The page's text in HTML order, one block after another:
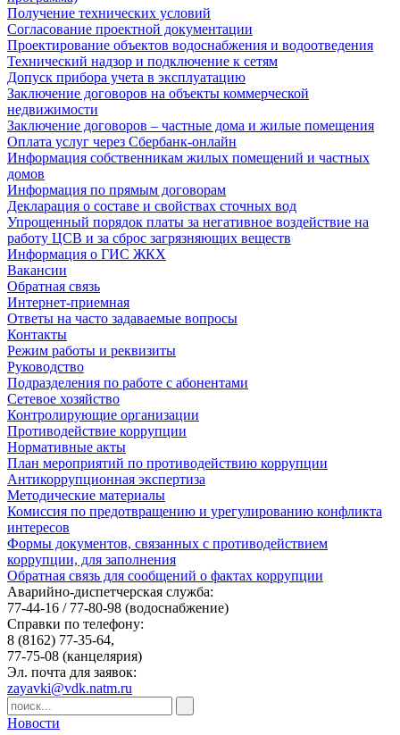
Получение технических условий
Согласование проектной документации
Проектирование объектов водоснабжения и водоотведения
Технический надзор и подключение к сетям
Допуск прибора учета в эксплуатацию
Заключение договоров на объекты коммерческой
недвижимости
Заключение договоров – частные дома и жилые помещения
Оплата услуг через Сбербанк-онлайн
Информация собственникам жилых помещений и частных
домов
Информация по прямым договорам
Декларация о составе и свойствах сточных вод
Упрощенный порядок платы за негативное воздействие на
работу ЦСВ и за сброс загрязняющих веществ
Информация о ГИС ЖКХ
Вакансии
Обратная связь
Интернет-приемная
Ответы на часто задаваемые вопросы
Контакты
Режим работы и реквизиты
Руководство
Подразделения по работе с абонентами
Сетевое хозяйство
Контролирующие организации
Противодействие коррупции
Нормативные акты
План мероприятий по противодействию коррупции
Антикоррупционная экспертиза
Методические материалы
Комиссия по предотвращению и урегулированию конфликта
интересов
Формы документов, связанных с противодействием
коррупции, для заполнения
Обратная связь для сообщений о фактах коррупции
Аварийно-диспетчерская служба:
77-44-16 / 77-80-98 (водоснабжение)
Справки по телефону:
8 (8162) 77-35-64,
77-75-08 (канцелярия)
Эл. почта для заявок:
zayavki@vdk.natm.ru
Новости